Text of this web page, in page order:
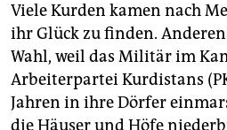
Viele Kurden kamen nach
ihr Glück zu finden.
Wahl, weil das Militär im
Arbeiterpartei Kurdistans
Jahren in ihre Dörfer
die Häuser und Höfe